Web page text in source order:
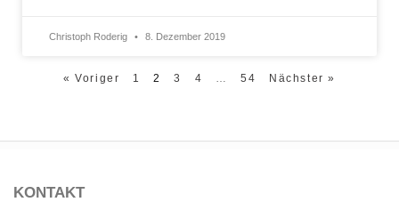
Christoph Roderig 8. Dezember 2019
« Voriger 1 2 3 4 … 54 Nächster »
KONTAKT